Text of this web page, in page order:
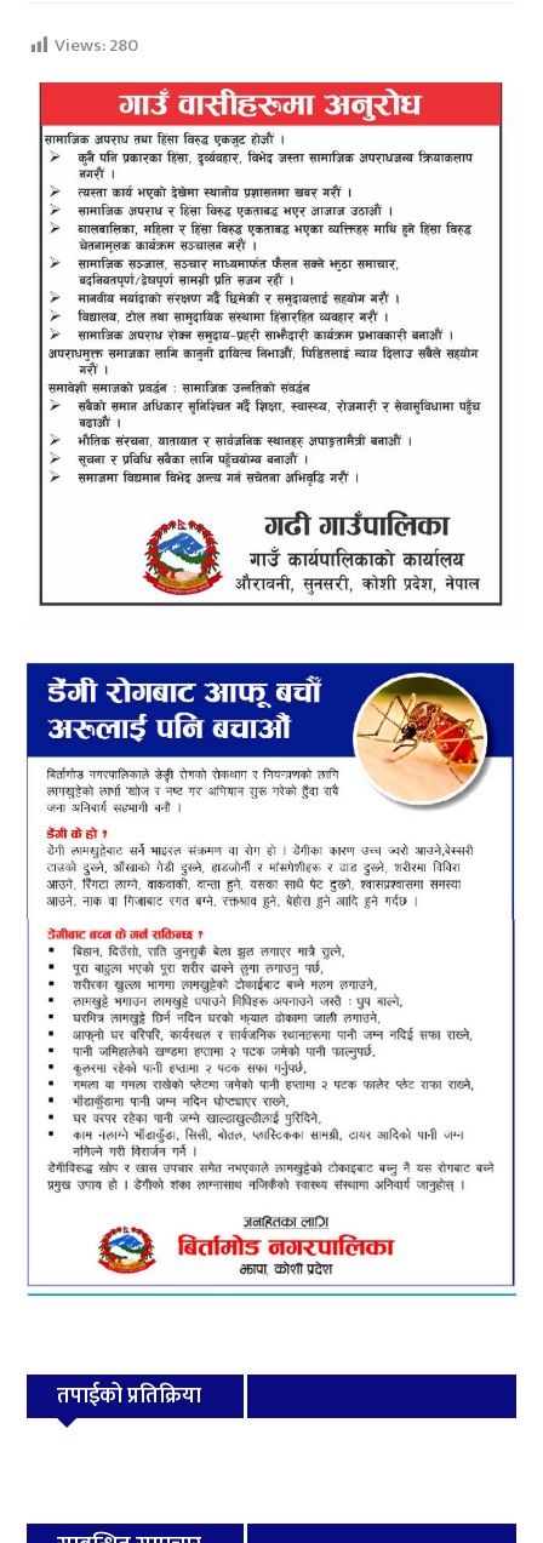
Views:280
तपाईको प्रतिक्रिया